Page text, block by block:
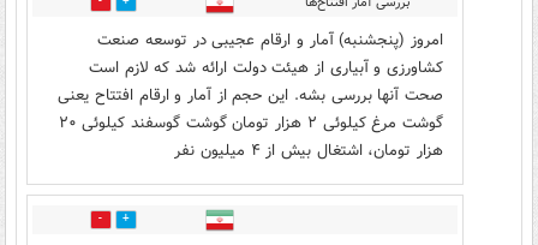
امروز (پنجشنبه) آمار و ارقام عجیبی در توسعه صنعت
کشاورزی و آبیاری از هیئت دولت ارائه شد که لازم است
صحت آنها بررسی بشه. این حجم از آمار و ارقام افتتاح یعنی
گوشت مرغ کیلوئی ۲ هزار تومان گوشت گوسفند کیلوئی ۲۰
هزار تومان، اشتغال بیش از ۴ میلیون نفر
5